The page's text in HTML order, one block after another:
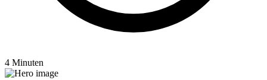
4 Minuten